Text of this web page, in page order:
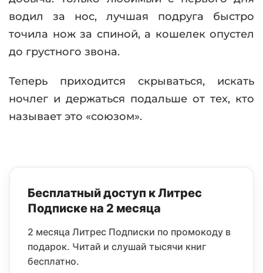
водил за нос, лучшая подруга быстро
точила нож за спиной, а кошелек опустел
до грустного звона.
Теперь приходится скрываться, искать
ночлег и держаться подальше от тех, кто
называет это «союзом».
Бесплатный доступ к Литрес
Подписке на 2 месяца
2 месяца Литрес Подписки по промокоду в
подарок. Читай и слушай тысячи книг
бесплатно.